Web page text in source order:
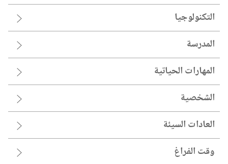
التكنولوجيا
المدرسة
المهارات الحياتية
الشخصية
العادات السيئة
وقت الفراغ